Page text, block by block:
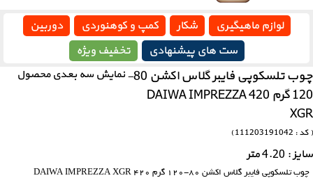
لوازم ماهیگیری شکار کمپ و کوهنوردی
دوربین
ست های پیشنهادی
تخفیف ویژه
چوب تلسکوپی فایبر گلاس اکشن 80-
120 گرم 420 DAIWA IMPREZZA
XGR
( کد : 111203191042 )
نمایش سه بعدی محصول
سایز : 4.20 متر
چوب تلسکوپی فایبر گلاس اکشن 80-120 گرم 420 DAIWA IMPREZZA XGR